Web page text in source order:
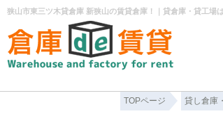
狭山市東三ツ木貸倉庫 新狭山の賃貸倉庫！｜貸倉庫・貸工場
TOPページ 貸し倉庫